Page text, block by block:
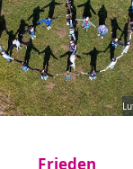
Frieden